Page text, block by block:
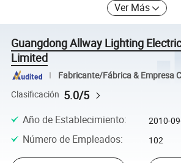
Ver Más
Guangdong Allway Lighting
Limited
Fabricante/Fábrica & Empresa
Clasificación 5.0/5
Año de Establecimiento: 2010-
Número de Empleados: 102